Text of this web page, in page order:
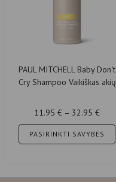
PAUL MITCHELL Baby Don‘t
Cry Shampoo Vaikiškas akių
Don’t Cry®
11.95 € – 32.95 €
PASIRINKTI SAVYBES